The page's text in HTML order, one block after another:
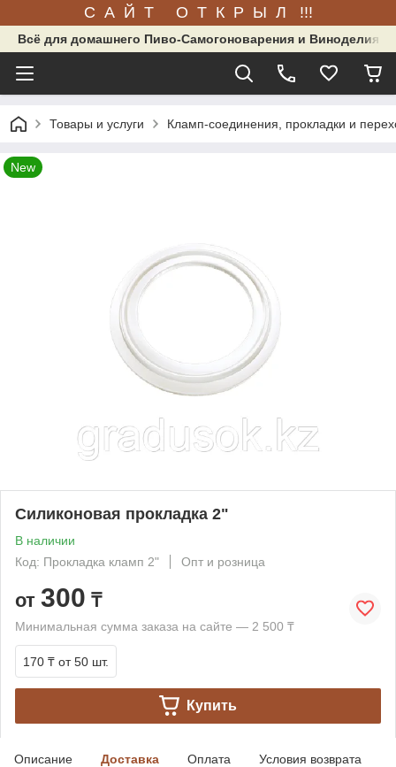
С А Й Т О Т К Р Ы Л !!!
Всё для домашнего Пиво-Самогоноварения и Виноделия.
Товары и услуги Кламп-соединения, прокладки и
New
Силиконовая прокладка 2"
В наличии
Код: Прокладка кламп 2"
Опт и розница
от 300 ₸
Минимальная сумма заказа на сайте — 2 500 ₸
170 ₸ от 50 шт.
Купить
Описание Доставка Оплата Условия возврата